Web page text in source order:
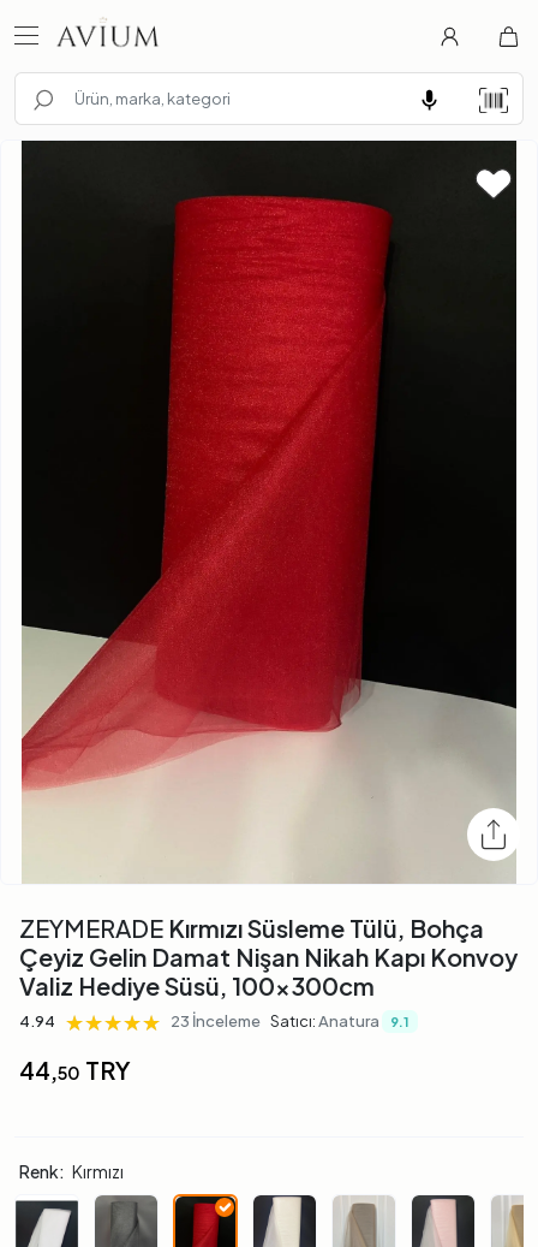
ZEYMERADE Kırmızı Süsleme Tülü, Bohça
Çeyiz Gelin Damat Nişan Nikah Kapı Konvoy
Valiz Hediye Süsü, 100x300cm
4.94 ★★★★★
★★★★★
★★★★★ 23 İnceleme Satıcı:Anatura 9.1
44,50 TRY
Renk: Kırmızı